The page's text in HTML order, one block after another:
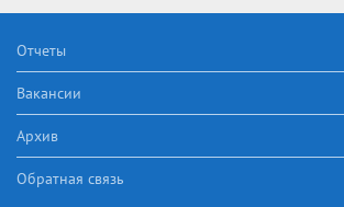
Отчеты
Вакансии
Архив
Обратная связь